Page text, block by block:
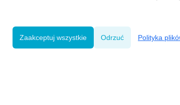
Zaakceptuj wszystkie Odrzuć Polityka